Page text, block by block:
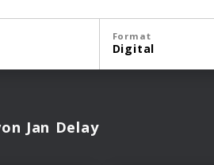
Format
Digital
Jan Delay